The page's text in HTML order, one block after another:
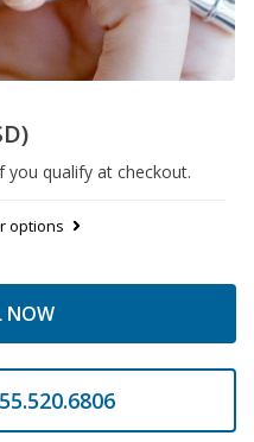
you qualify at checkout.
options
NOW